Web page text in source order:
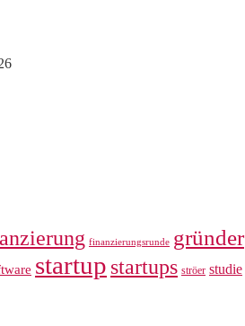
finanzierungsrunde gründer
startup startups ströer studie